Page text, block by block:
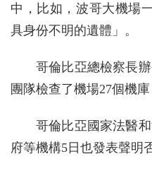
中，比如，波哥大機場
具身份不明的遺體」。
哥倫比亞總檢察長
團隊檢查了機場27個機
哥倫比亞國家法醫
府等機構5日也發表聲明